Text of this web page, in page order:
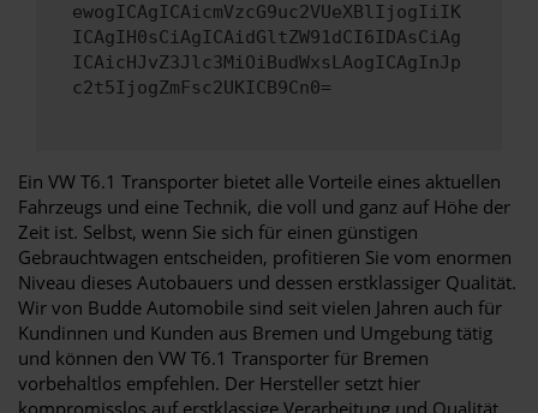
ewogICAgICAicmVzcG9uc2VUeXBlIjogIiIK
ICAgIH0sCiAgICAidGltZW91dCI6IDAsCiAg
ICAicHJvZ3Jlc3MiOiBudWxsLAogICAgInJp
c2t5IjogZmFsc2UKICB9Cn0=
Ein VW T6.1 Transporter bietet alle Vorteile eines aktuellen
Fahrzeugs und eine Technik, die voll und ganz auf Höhe der
Zeit ist. Selbst, wenn Sie sich für einen günstigen
Gebrauchtwagen entscheiden, profitieren Sie vom enormen
Niveau dieses Autobauers und dessen erstklassiger Qualität.
Wir von Budde Automobile sind seit vielen Jahren auch für
Kundinnen und Kunden aus Bremen und Umgebung tätig
und können den VW T6.1 Transporter für Bremen
vorbehaltlos empfehlen. Der Hersteller setzt hier
kompromisslos auf erstklassige Verarbeitung und Qualität